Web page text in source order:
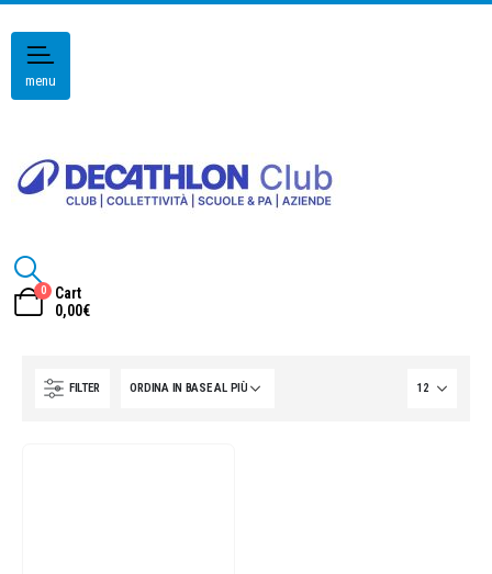
menu
0
Cart
0,00€
FILTER